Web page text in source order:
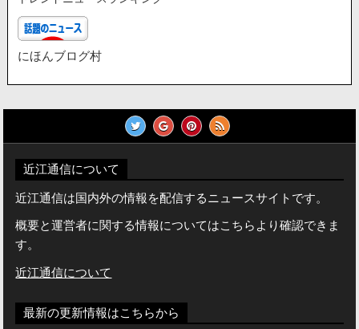
にほんブログ村
近江通信について
近江通信は国内外の情報を配信するニュースサイトです。
概要と運営者に関する情報についてはこちらより確認できま
す。
近江通信について
最新の更新情報はこちらから